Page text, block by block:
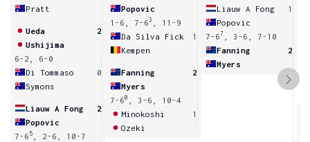
Pratt
Ueda
2
Ushijima
6-2, 6-0
Di Tommaso
0
Symons
Liauw A Fong
2
Popovic
7-6 5
, 2-6, 10-7
Popovic
1-6, 7-63
, 11-9
Da Silva Fick
1
Kempen
Fanning
2
Myers
7-60
, 3-6, 10-4
Minokoshi
1
Ozeki
Liauw A Fong
1
Popovic
7-67
, 3-6, 7-10
Fanning
2
Myers